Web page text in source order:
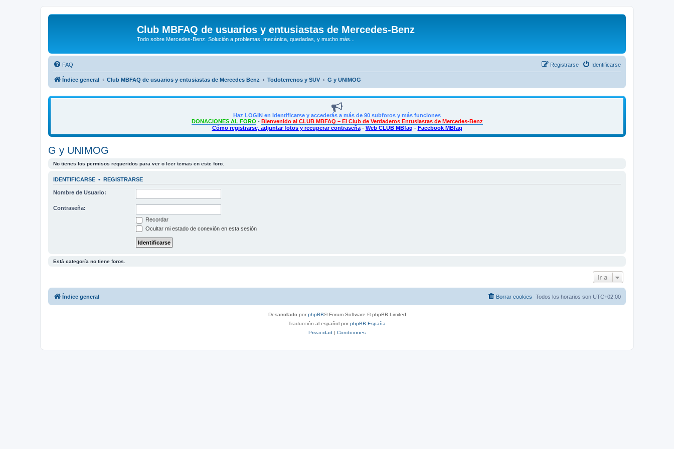
Club MBFAQ de usuarios y entusiastas de Mercedes-Benz
Todo sobre Mercedes-Benz. Solución a problemas, mecánica, quedadas, y mucho más...
FAQ Identificarse
Registrarse
Índice general Club MBFAQ de usuarios y entusiastas de Mercedes Benz Todoterrenos y SUV G y UNIMOG
Haz LOGIN en Identificarse y accederás a más de 90 subforos y más funciones
DONACIONES AL FORO - Bienvenido al CLUB MBFAQ – El Club de Verdaderos Entusiastas de Mercedes-Benz
Cómo registrarse, adjuntar fotos y recuperar contraseña- Web CLUB MBfaq - Facebook MBfaq
G y UNIMOG
No tienes los permisos requeridos para ver o leer temas en este foro.
IDENTIFICARSE • REGISTRARSE
Nombre de Usuario:
Contraseña:
Recordar
Ocultar mi estado de conexión en esta sesión
Está categoría no tiene foros.
Ir a
Índice general Todos los horarios son UTC+02:00
Borrar cookies
Desarrollado porphpBB® Forum Software © phpBB Limited
Traducción al español porphpBB España
Privacidad | Condiciones